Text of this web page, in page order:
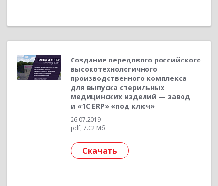
Создание передового российского
высокотехнологичного
производственного комплекса
для выпуска стерильных
медицинских изделий — завод
и «1С:ERP» «под ключ»
26.07.2019
pdf, 7.02 Мб
Скачать